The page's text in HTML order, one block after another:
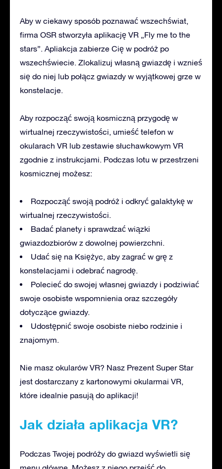
Aby w ciekawy sposób poznawać wszechświat,
firma OSR stworzyła aplikację VR „Fly me to the
stars”. Apliakcja zabierze Cię w podróż po
wszechświecie. Zlokalizuj własną gwiazdę i wznieś
się do niej lub połącz gwiazdy w wyjątkowej grze w
konstelacje.
Aby rozpocząć swoją kosmiczną przygodę w
wirtualnej rzeczywistości, umieść telefon w
okularach VR lub zestawie słuchawkowym VR
zgodnie z instrukcjami. Podczas lotu w przestrzeni
kosmicznej możesz:
Rozpocząć swoją podróż i odkryć galaktykę w
wirtualnej rzeczywistości.
Badać planety i sprawdzać wiązki
gwiazdozbiorów z dowolnej powierzchni.
Udać się na Księżyc, aby zagrać w grę z
konstelacjami i odebrać nagrodę.
Polecieć do swojej własnej gwiazdy i podziwiać
swoje osobiste wspomnienia oraz szczegóły
dotyczące gwiazdy.
Udostępnić swoje osobiste niebo rodzinie i
znajomym.
Nie masz okularów VR? Nasz Prezent Super Star
jest dostarczany z kartonowymi okularmai VR,
które idealnie pasują do aplikacji!
Jak działa aplikacja VR?
Podczas Twojej podróży do gwiazd wyświetli się